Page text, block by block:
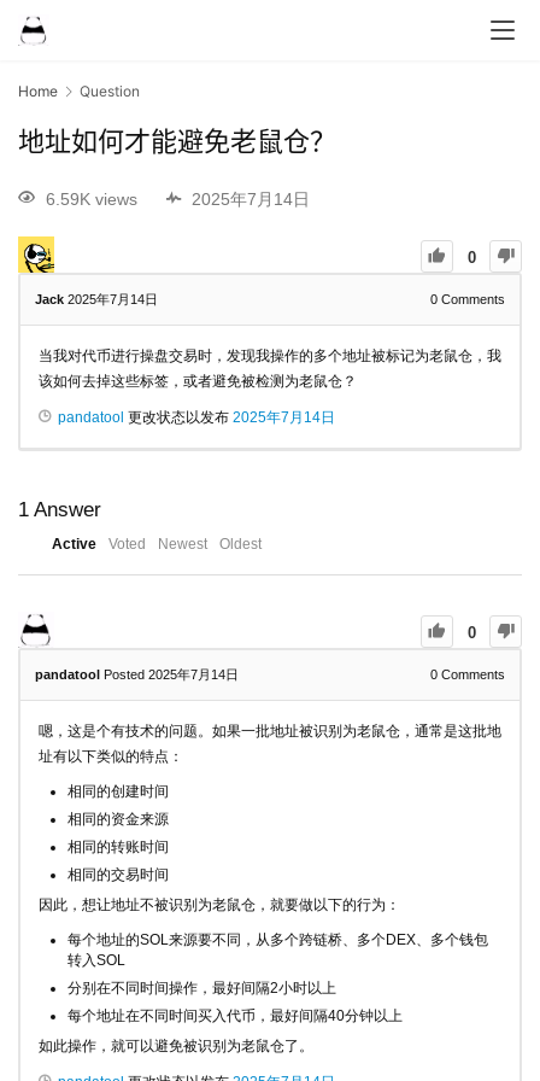
Home Question
地址如何才能避免老鼠仓？
6.59K views 2025年7月14日
0
Jack 2025年7月14日 0 Comments
当我对代币进行操盘交易时，发现我操作的多个地址被标记为老鼠仓，我
该如何去掉这些标签，或者避免被检测为老鼠仓？
pandatool 更改状态以发布 2025年7月14日
1 Answer
Active Voted Newest Oldest
0
pandatool Posted 2025年7月14日 0 Comments
嗯，这是个有技术的问题。如果一批地址被识别为老鼠仓，通常是这批地
址有以下类似的特点：
相同的创建时间
相同的资金来源
相同的转账时间
相同的交易时间
因此，想让地址不被识别为老鼠仓，就要做以下的行为：
每个地址的SOL来源要不同，从多个跨链桥、多个DEX、多个钱包
转入SOL
分别在不同时间操作，最好间隔2小时以上
每个地址在不同时间买入代币，最好间隔40分钟以上
如此操作，就可以避免被识别为老鼠仓了。